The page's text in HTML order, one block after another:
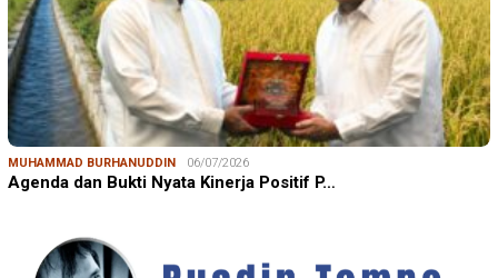
MUHAMMAD BURHANUDDIN 06/07/2026
Agenda dan Bukti Nyata Kinerja Positif P…